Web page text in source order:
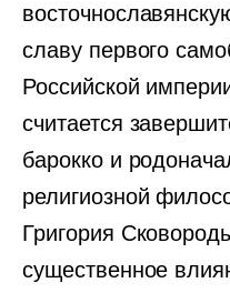
славу первого
Российской
считается
барокко и
религиозной
Григория
существенное